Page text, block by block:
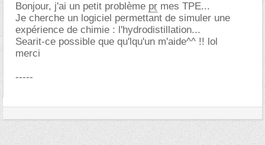
Bonjour, j'ai un petit problème pr mes TPE...
Je cherche un logiciel permettant de simuler une
expérience de chimie : l'hydrodistillation...
Searit-ce possible que qu'lqu'un m'aide^^ !! lol
merci
-----